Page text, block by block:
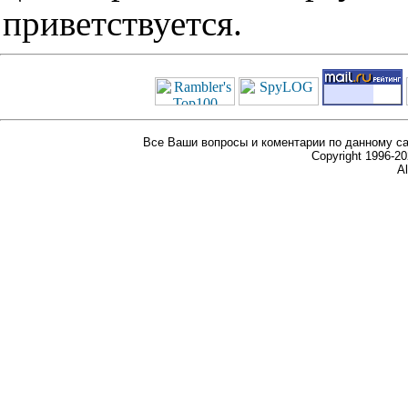
приветствуется.
Все Ваши вопросы и коментарии по данному
Copyright 1996-